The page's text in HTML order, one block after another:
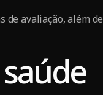
de avaliação, além de